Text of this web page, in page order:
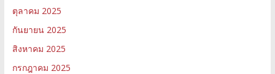
ตุลาคม 2025
กันยายน 2025
สิงหาคม 2025
กรกฎาคม 2025